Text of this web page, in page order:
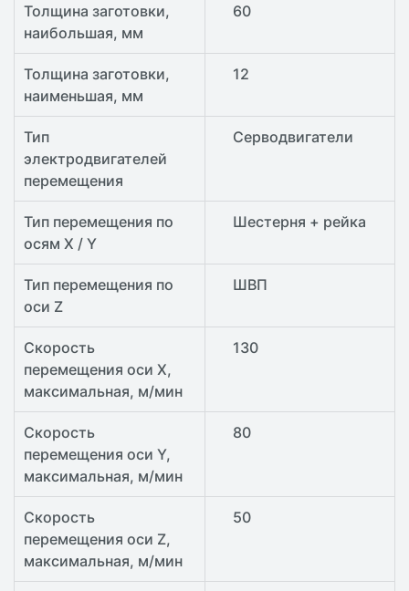
Толщина заготовки,
наибольшая, мм
60
Толщина заготовки,
наименьшая, мм
12
Тип
электродвигателей
перемещения
Серводвигатели
Тип перемещения по
осям X / Y
Шестерня + рейка
Тип перемещения по
оси Z
ШВП
Скорость
перемещения оси X,
максимальная, м/мин
130
Скорость
перемещения оси Y,
максимальная, м/мин
80
Скорость
перемещения оси Z,
максимальная, м/мин
50